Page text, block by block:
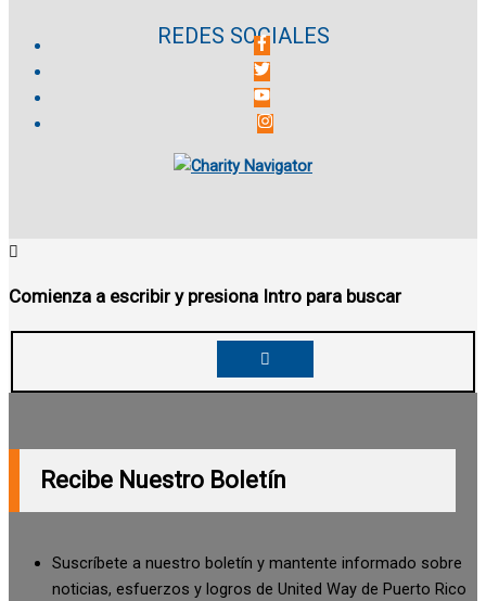
REDES SOCIALES
Comienza a escribir y presiona Intro para buscar
Recibe Nuestro Boletín
Suscríbete a nuestro boletín y mantente informado sobre
noticias, esfuerzos y logros de United Way de Puerto Rico